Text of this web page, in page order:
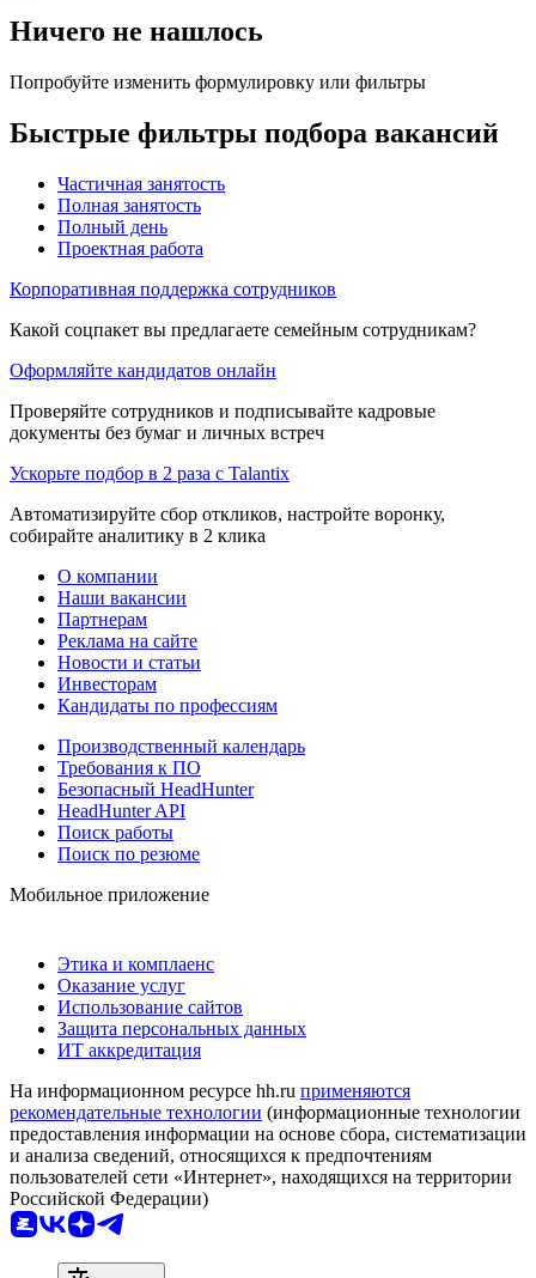
Ничего не нашлось
Попробуйте изменить формулировку или фильтры
Быстрые фильтры подбора вакансий
Частичная занятость
Полная занятость
Полный день
Проектная работа
Корпоративная поддержка сотрудников
Какой соцпакет вы предлагаете семейным сотрудникам?
Оформляйте кандидатов онлайн
Проверяйте сотрудников и подписывайте кадровые
документы без бумаг и личных встреч
Ускорьте подбор в 2 раза с Talantix
Автоматизируйте сбор откликов, настройте воронку,
собирайте аналитику в 2 клика
О компании
Наши вакансии
Партнерам
Реклама на сайте
Новости и статьи
Инвесторам
Кандидаты по профессиям
Производственный календарь
Требования к ПО
Безопасный HeadHunter
HeadHunter API
Поиск работы
Поиск по резюме
Мобильное приложение
Этика и комплаенс
Оказание услуг
Использование сайтов
Защита персональных данных
ИТ аккредитация
На информационном ресурсе hh.ru применяются
рекомендательные технологии (информационные технологии
предоставления информации на основе сбора, систематизации
и анализа сведений, относящихся к предпочтениям
пользователей сети «Интернет», находящихся на территории
Российской Федерации)